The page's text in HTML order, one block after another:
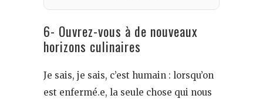
6- Ouvrez-vous à de nouveaux
horizons culinaires
Je sais, je sais, c’est humain : lorsqu’on
est enfermé.e, la seule chose qui nous